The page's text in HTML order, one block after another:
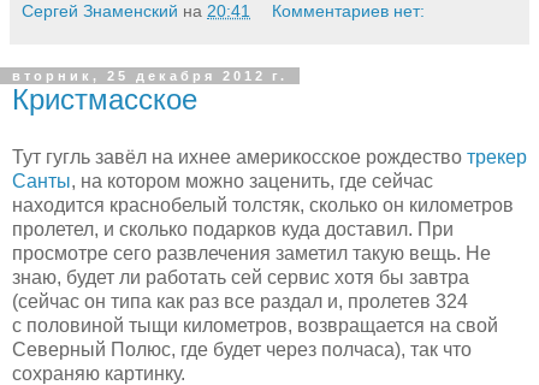
Сергей Знаменский на 20:41 Комментариев нет:
вторник, 25 декабря 2012 г.
Кристмасское
Тут гугль завёл на ихнее америкосское рождество трекер
Санты, на котором можно заценить, где сейчас
находится краснобелый толстяк, сколько он километров
пролетел, и сколько подарков куда доставил. При
просмотре сего развлечения заметил такую вещь. Не
знаю, будет ли работать сей сервис хотя бы завтра
(сейчас он типа как раз все раздал и, пролетев 324
с половиной тыщи километров, возвращается на свой
Северный Полюс, где будет через полчаса), так что
сохраняю картинку.